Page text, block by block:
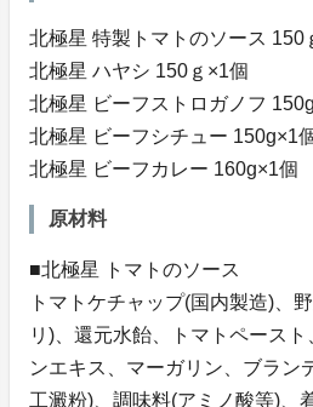
北極星 特製トマトのソース 150
北極星 ハヤシ 150ｇ×1個
北極星 ビーフストロガノフ
北極星 ビーフシチュー 150g×1
北極星 ビーフカレー 160g×1個
原材料
■北極星 トマトのソース
トマトケチャップ(国内製造)、
リ)、還元水飴、トマトペース
ンエキス、マーガリン、ブラン
工澱粉)、調味料(アミノ酸等)、